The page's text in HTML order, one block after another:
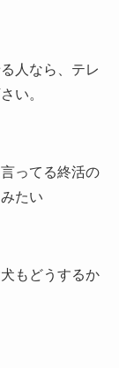
人なら、テレ
い。
ってる終活の
たい
もどうするか